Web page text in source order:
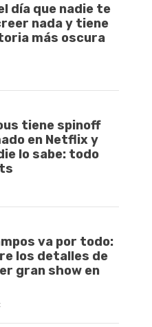
día que nadie te
nada y tiene
más oscura
tiene spinoff
en Netflix y
lo sabe: todo
va por todo:
los detalles de
gran show en